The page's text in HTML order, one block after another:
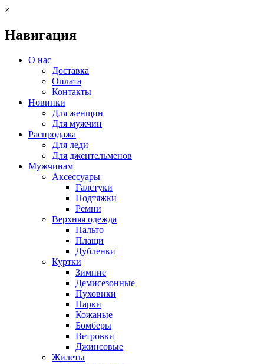
×
Навигация
О нас
Доставка
Оплата
Контакты
Новинки
Для женщин
Для мужчин
Распродажа
Для леди
Для джентельменов
Мужчинам
Аксессуары
Галстуки
Подтяжки
Ремни
Верхняя одежда
Пальто
Плащи
Дубленки
Куртки
Зимние
Демисезонные
Пуховики
Парки
Кожаные
Бомберы
Ветровки
Джинсовые
Жилеты